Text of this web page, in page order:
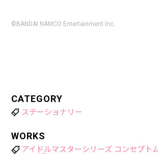
©BANDAI NAMCO Entertainment Inc.
CATEGORY
ステーショナリー
WORKS
アイドルマスターシリーズ コンセプト